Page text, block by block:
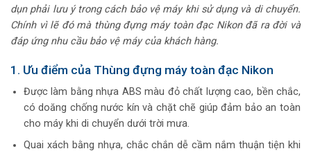
dụn phải lưu ý trong cách bảo vệ máy khi sử dụng và di chuyển.
Chính vì lẽ đó mà thùng đựng máy toàn đạc Nikon đã ra đời và
đáp ứng nhu cầu bảo vệ máy của khách hàng.
1. Ưu điểm của Thùng đựng máy toàn đạc Nikon
Được làm bằng nhựa ABS màu đỏ chất lượng cao, bền chắc,
có doăng chống nước kín và chặt chẽ giúp đảm bảo an toàn
cho máy khi di chuyển dưới trời mưa.
Quai xách bằng nhựa, chắc chắn dễ cầm nắm thuận tiện khi